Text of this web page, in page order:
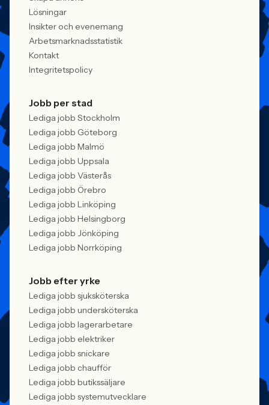
praktiken.
Lösningar
Insikter och evenemang
Arbetsmarknadsstatistik
Kontakt
Integritetspolicy
Jobb per stad
Lediga jobb Stockholm
Lediga jobb Göteborg
Lediga jobb Malmö
Lediga jobb Uppsala
Lediga jobb Västerås
Lediga jobb Örebro
Lediga jobb Linköping
Lediga jobb Helsingborg
Lediga jobb Jönköping
Lediga jobb Norrköping
Jobb efter yrke
Lediga jobb sjuksköterska
Lediga jobb undersköterska
Lediga jobb lagerarbetare
Lediga jobb elektriker
Lediga jobb snickare
Lediga jobb chaufför
Lediga jobb butikssäljare
Lediga jobb systemutvecklare